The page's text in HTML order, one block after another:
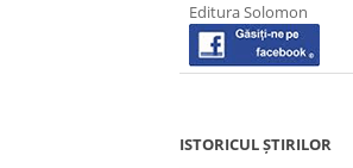
Editura Solomon
ISTORICUL ȘTIRILOR